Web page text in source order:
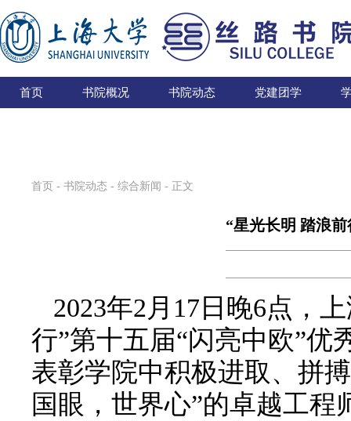
首页 书院概况 书院动态 党建团学
首页 - 书院动态 - 综合新闻 - 正文
“星光长明 踏浪
2023年2月17日晚6点，
行”第十五届“闪亮中欧”优
表彰学院中积极进取、拼
国眼，世界心”的卓越工